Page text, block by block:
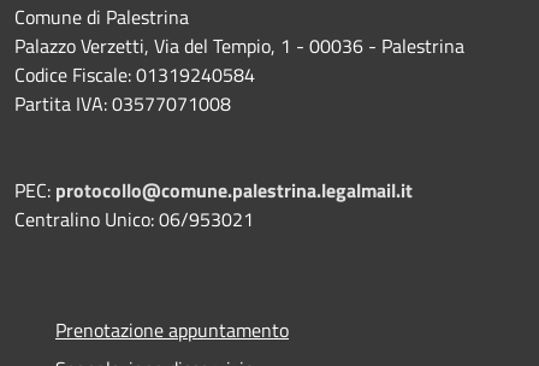
Comune di Palestrina
Palazzo Verzetti, Via del Tempio, 1 - 00036 - Palestrina
Codice Fiscale: 01319240584
Partita IVA: 03577071008
PEC: protocollo@comune.palestrina.legalmail.it
Centralino Unico: 06/953021
Prenotazione appuntamento